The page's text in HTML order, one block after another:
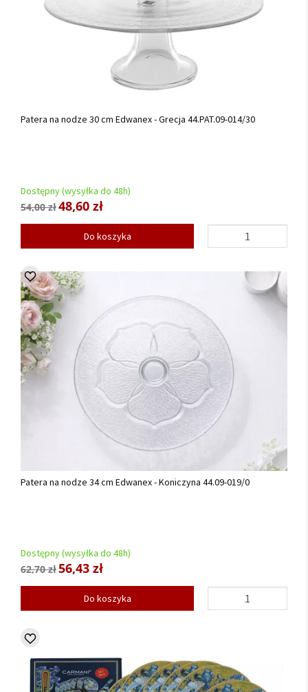
Patera na nodze 30 cm Edwanex - Grecja 44.PAT.09-014/30
Dostępny (wysyłka do 48h)
54,00 zł48,60 zł
Do koszyka
Patera na nodze 34 cm Edwanex - Koniczyna 44.09-019/0
Dostępny (wysyłka do 48h)
62,70 zł56,43 zł
Do koszyka